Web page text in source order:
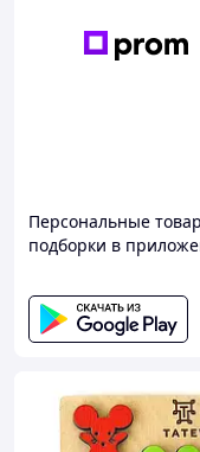
Персональные
подборки в